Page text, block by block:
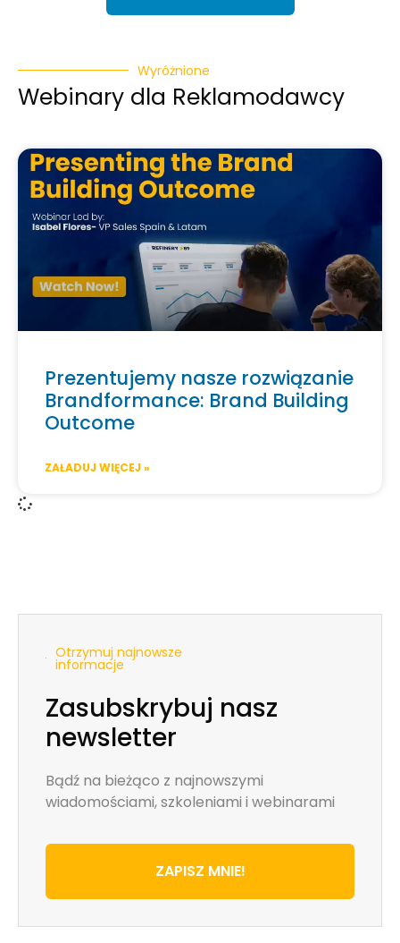
Wyróżnione
Webinary dla Reklamodawcy
Prezentujemy nasze rozwiązanie
Brandformance: Brand Building
Outcome
ZAŁADUJ WIĘCEJ »
Otrzymuj najnowsze
informacje
Zasubskrybuj nasz
newsletter
Bądź na bieżąco z najnowszymi
wiadomościami, szkoleniami i webinarami
ZAPISZ MNIE!